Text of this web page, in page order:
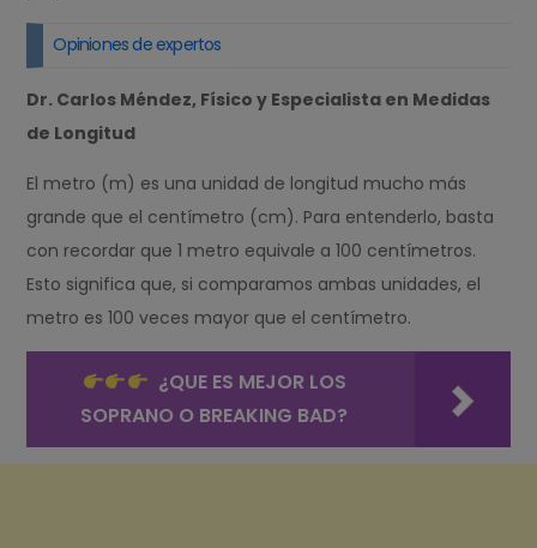
Opiniones de expertos
Dr. Carlos Méndez, Físico y Especialista en Medidas
de Longitud
El metro (m) es una unidad de longitud mucho más
grande que el centímetro (cm). Para entenderlo, basta
con recordar que 1 metro equivale a 100 centímetros.
Esto significa que, si comparamos ambas unidades, el
metro es 100 veces mayor que el centímetro.
¿QUE ES MEJOR LOS
SOPRANO O BREAKING BAD?